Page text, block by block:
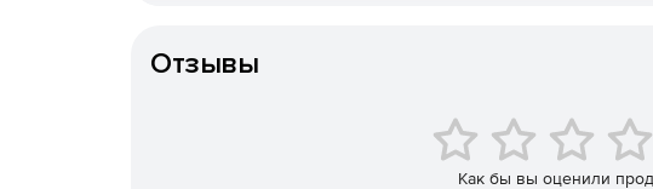
Добавление pizzazz с иконками.
Вставка и редактирование масштабируемой векторной
Отзывы
Как бы вы оценили